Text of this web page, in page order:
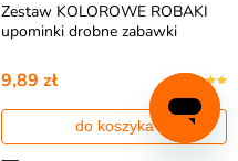
Zestaw KOLOROWE ROBAKI
upominki drobne zabawki
9,89 zł
do koszyka